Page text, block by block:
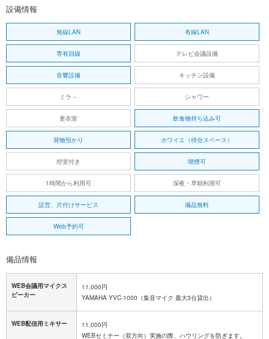
設備情報
無線LAN 有線LAN
専有回線 テレビ会議設備
音響設備 キッチン設備
ミラ－ シャワー
更衣室 飲食物持ち込み可
荷物預かり ホワイエ（待合スペース）
控室付き 喫煙可
1時間から利用可 深夜・早朝利用可
設営、片付けサービス 備品無料
Web予約可
備品情報
WEB会議用マイクス
ピーカー
11,000円
YAMAHA YVC-1000（集音マイク 最大3台貸出）
WEB配信用ミキサー
11,000円
WEBセミナー（双方向）実施の際、ハウリングを防ぎます。